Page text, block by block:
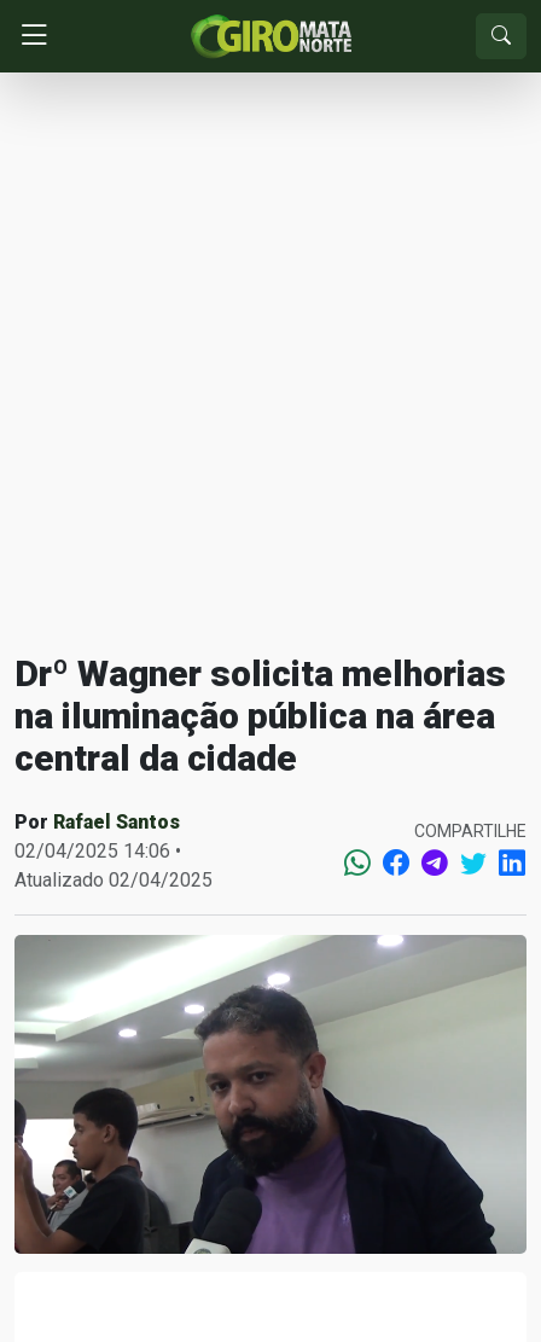
Drº Wagner solicita melhorias
na iluminação pública na área
central da cidade
Por Rafael Santos
02/04/2025 14:06 •
Atualizado 02/04/2025
COMPARTILHE